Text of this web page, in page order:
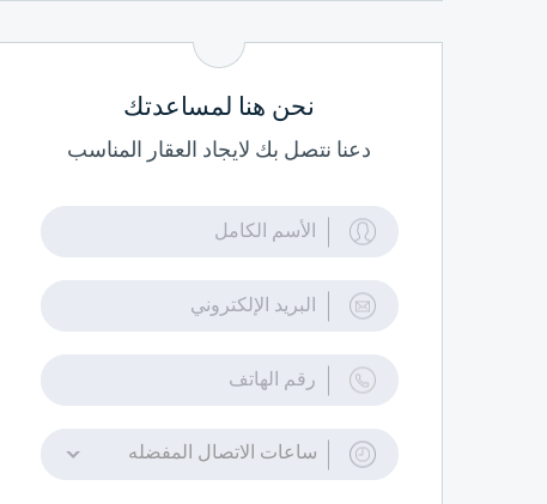
نحن هنا لمساعدتك
دعنا نتصل بك لايجاد العقار المناسب
ساعات الاتصال المفضله